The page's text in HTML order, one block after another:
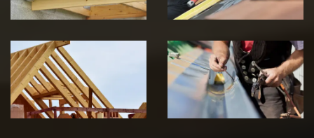
Traitement de
charpente 39
Jura
Travaux de
zinguerie 39
Jura